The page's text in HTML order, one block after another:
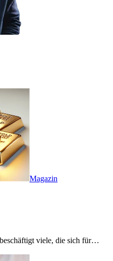
Magazin
viele, die sich für…